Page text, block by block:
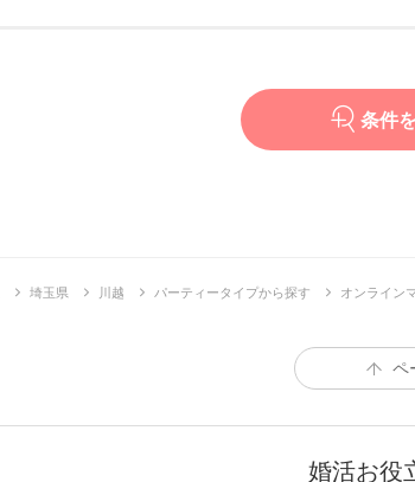
条件
埼玉県 川越 パーティータイプから探す オンライン
ペ
婚活お役